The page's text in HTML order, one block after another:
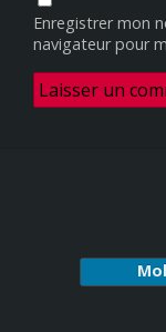
Enregistrer mon
navigateur pour